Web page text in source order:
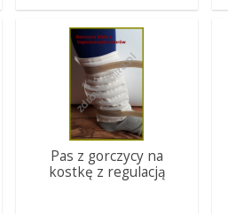
Pas z gorczycy na
kostkę z regulacją